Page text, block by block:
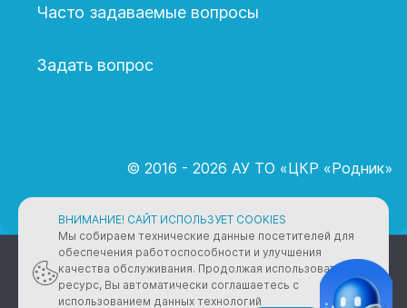
Часто задаваемые вопросы
Задать вопрос
© 2016 - 2026 АУ ТО «ЦКР «Родник»
ВНИМАНИЕ! САЙТ ИСПОЛЬЗУЕТ COOKIES
Мы собираем технические данные посетителей для
обеспечения работоспособности и улучшения
качества обслуживания. Продолжая использовать
ресурс, Вы автоматически соглашаетесь с
использованием данных технологий
ПОЛИТИКА КОНФИДЕНЦИАЛЬНОСТИ
2005 - 2026 © АУ ТО «ЦКР «Родник»